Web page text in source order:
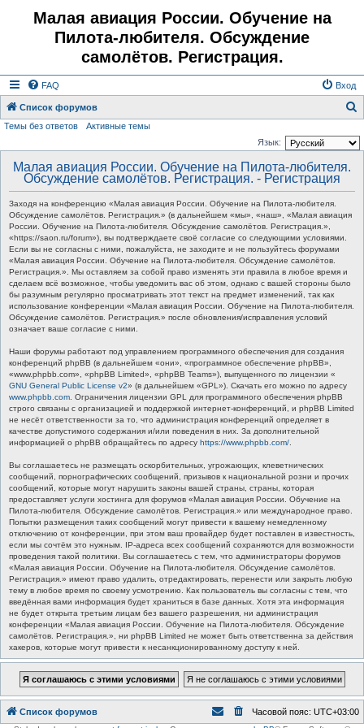
Малая авиация России. Обучение на
Пилота-любителя. Обсуждение
самолётов. Регистрация.
FAQ Вход
Список форумов
Темы без ответов
Активные темы
Язык:
Малая авиация России. Обучение на Пилота-любителя.
Обсуждение самолётов. Регистрация. - Регистрация
Заходя на конференцию «Малая авиация России. Обучение на Пилота-любителя.
Обсуждение самолётов. Регистрация.» (в дальнейшем «мы», «наш», «Малая авиация
России. Обучение на Пилота-любителя. Обсуждение самолётов. Регистрация.»,
«https://saon.ru/forum»), вы подтверждаете своё согласие со следующими условиями.
Если вы не согласны с ними, пожалуйста, не заходите и не пользуйтесь форумами
«Малая авиация России. Обучение на Пилота-любителя. Обсуждение самолётов.
Регистрация.». Мы оставляем за собой право изменять эти правила в любое время и
сделаем всё возможное, чтобы уведомить вас об этом, однако с вашей стороны было
бы разумным регулярно просматривать этот текст на предмет изменений, так как
использование конференции «Малая авиация России. Обучение на Пилота-любителя.
Обсуждение самолётов. Регистрация.» после обновления/исправления условий
означает ваше согласие с ними.
Наши форумы работают под управлением программного обеспечения для создания
конференций phpBB (в дальнейшем «они», «программное обеспечение phpBB»,
«www.phpbb.com», «phpBB Limited», «phpBB Teams»), выпущенного по лицензии «
GNU General Public License v2» (в дальнейшем «GPL»). Скачать его можно по адресу
www.phpbb.com . Ограничения лицензии GPL для программного обеспечения phpBB
строго связаны с организацией и поддержкой интернет-конференций, и phpBB Limited
не несёт ответственности за то, что администрация конференций определяет в
качестве допустимого содержания и/или поведения в них. За дополнительной
информацией о phpBB обращайтесь по адресу https://www.phpbb.com/
Вы соглашаетесь не размещать оскорбительных, угрожающих, клеветнических
сообщений, порнографических сообщений, призывов к национальной розни и прочих
сообщений, которые могут нарушить законы вашей страны, страны, которая
предоставляет услуги хостинга для форумов «Малая авиация России. Обучение на
Пилота-любителя. Обсуждение самолётов. Регистрация.» или международное право.
Попытки размещения таких сообщений могут привести к вашему немедленному
отключению от конференции, при этом ваш провайдер будет поставлен в известность,
если мы сочтём это нужным. IP-адреса всех сообщений сохраняются для возможности
проведения такой политики. Вы соглашаетесь с тем, что администраторы форумов
«Малая авиация России. Обучение на Пилота-любителя. Обсуждение самолётов.
Регистрация.» имеют право удалить, отредактировать, перенести или закрыть любую
тему в любое время по своему усмотрению. Как пользователь вы согласны с тем, что
введённая вами информация будет храниться в базе данных. Хотя эта информация
не будет открыта третьим лицам без вашего разрешения, ни администрация
конференции «Малая авиация России. Обучение на Пилота-любителя. Обсуждение
самолётов. Регистрация.», ни phpBB Limited не может быть ответственна за действия
хакеров, которые могут привести к несанкционированному доступу к ней.
Список форумов Часовой пояс: UTC+03:00